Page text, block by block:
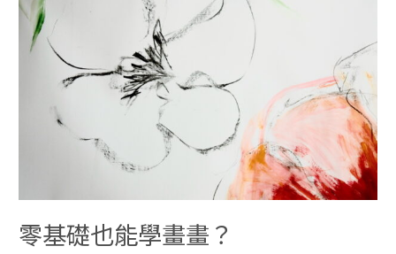
零基礎也能學畫畫？